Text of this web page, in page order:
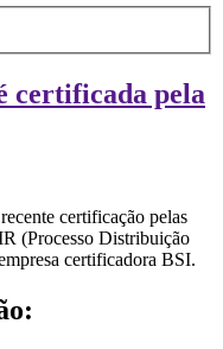
certificada pela
certificação pelas
(Processo Distribuição
certificadora BSI.